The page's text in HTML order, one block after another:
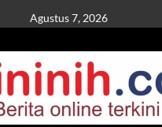
Agustus 7, 2026